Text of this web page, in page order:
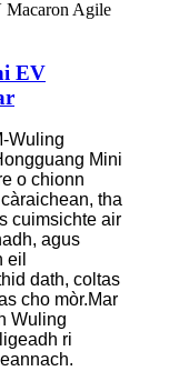
EV
Wuling
Mini
o chionn
tha
cuimsichte air
agus
eil
dath, coltas
cho mòr.Mar
Wuling
ri